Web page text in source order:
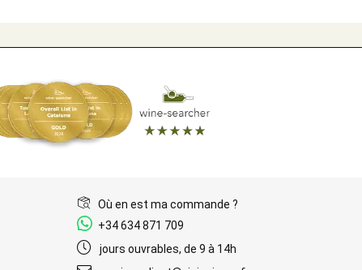
Où en est ma commande ?
+34 634 871 709
jours ouvrables, de 9 à 14h